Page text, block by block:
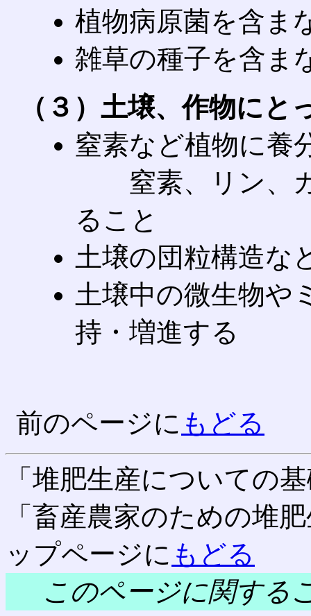
植物病原菌を含ま
雑草の種子を含ま
（３）土壌、作物に
窒素など植物に養
窒素、リン、
ること
土壌の団粒構造な
土壌中の微生物や
持・増進する
前のページに もどる
「堆肥生産についての
「畜産農家のための堆
ップページに もどる
このページに関する